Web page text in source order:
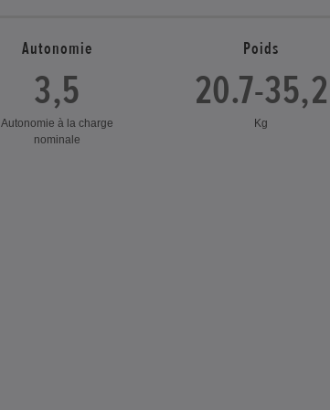
Autonomie
3,5
Autonomie à la charge
nominale
Poids
20.7-35,2
Kg